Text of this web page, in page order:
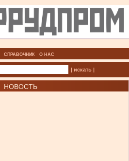
СПРАВОЧНИК О НАС
| искать |
НОВОСТЬ